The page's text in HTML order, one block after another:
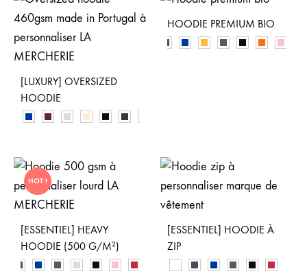
[LUXURY] OVERSIZED
HOODIE
HOODIE PREMIUM BIO
HOT !
[ESSENTIEL] HEAVY
HOODIE (500 G/M²)
[ESSENTIEL] HOODIE À
ZIP